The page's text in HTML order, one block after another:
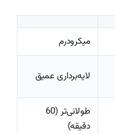
میکرودرم
لایه‌برداری عمیق
طولانی‌تر (60
دقیقه)